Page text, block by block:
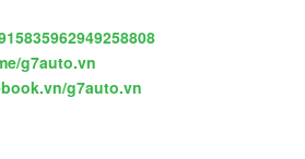
g7auto.vn
g7auto.vn